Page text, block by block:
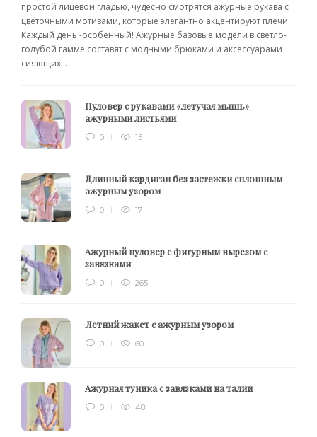
простой лицевой гладью, чудесно смотрятся ажурные рукава с
цветочными мотивами, которые элегантно акцентируют плечи.
Каждый день -особенный! Ажурные базовые модели в светло-
голубой гамме составят с модными брюками и аксессуарами
сияющих...
Пуловер с рукавами «летучая мышь»
ажурными листьями
0 15
Длинный кардиган без застежки сплошным
ажурным узором
0 17
Ажурный пуловер с фигурным вырезом с
завязками
0 265
Летний жакет с ажурным узором
0 60
Ажурная туника с завязками на талии
0 48